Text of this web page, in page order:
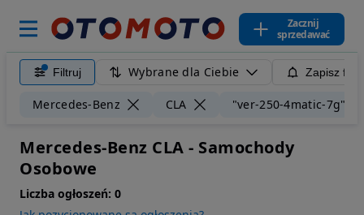
Zacznij
sprzedawać
Filtruj Wybrane dla Ciebie Zapisz
Mercedes-Benz CLA "ver-250-4matic-7g"
Mercedes-Benz CLA - Samochody
Osobowe
Liczba ogłoszeń: 0